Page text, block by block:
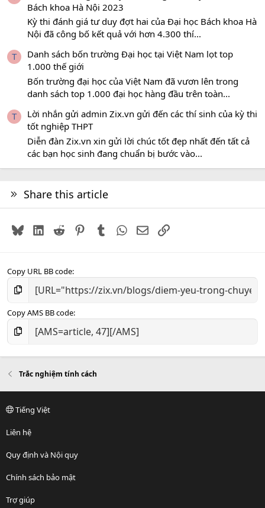
Bách khoa Hà Nội 2023
Kỳ thi đánh giá tư duy đợt hai của Đại học Bách khoa Hà
Nội đã công bố kết quả với hơn 4.300 thí...
T
Danh sách bốn trường Đại học tại Việt Nam lọt top
1.000 thế giới
Bốn trường đại học của Việt Nam đã vươn lên trong
danh sách top 1.000 đại học hàng đầu trên toàn...
T
Lời nhắn gửi admin Zix.vn gửi đến các thí sinh của kỳ thi
tốt nghiệp THPT
Diễn đàn Zix.vn xin gửi lời chúc tốt đẹp nhất đến tất cả
các bạn học sinh đang chuẩn bị bước vào...
Share this article
BlueskyLinkedIn
Reddit PinterestTumblr WhatsApp
EmailLink
Copy URL BB code
Copy AMS BB code
Trắc nghiệm tính cách
Tiếng Việt
Liên hệ
Quy định và Nội quy
Chính sách bảo mật
Trợ giúp